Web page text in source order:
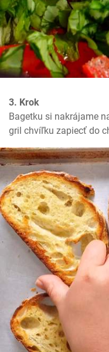
3. Krok
Bagetku si nakrájame
gril chvíľku zapiecť do